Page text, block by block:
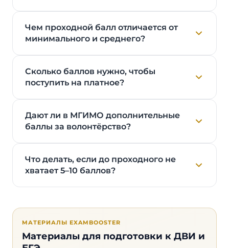
Чем проходной балл отличается от
минимального и среднего?
Сколько баллов нужно, чтобы
поступить на платное?
Дают ли в МГИМО дополнительные
баллы за волонтёрство?
Что делать, если до проходного не
хватает 5–10 баллов?
МАТЕРИАЛЫ EXAMBOOSTER
Материалы для подготовки к ДВИ и